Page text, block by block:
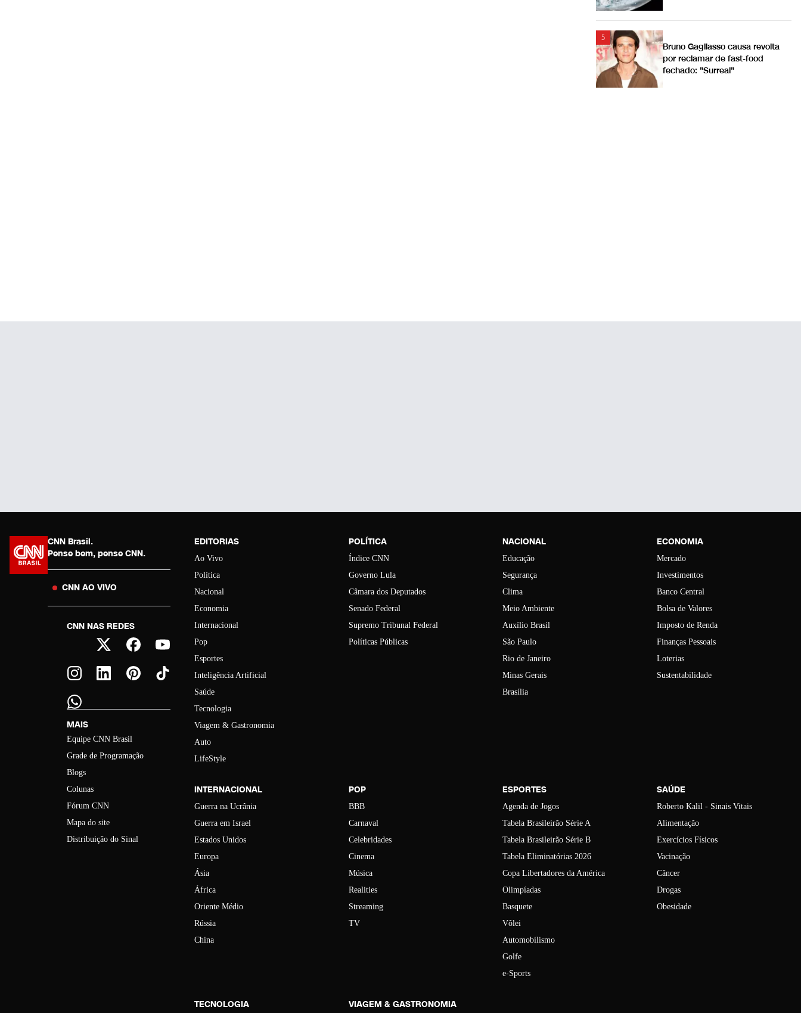
5
Bruno Gagliasso causa revolta
por reclamar de fast-food
fechado: "Surreal"
CNN Brasil.
Pense bem, pense CNN.
CNN AO VIVO
CNN NAS REDES
MAIS
Equipe CNN Brasil
Grade de Programação
Blogs
Colunas
Fórum CNN
Mapa do site
Distribuição do Sinal
EDITORIAS
Ao Vivo
Política
Nacional
Economia
Internacional
Pop
Esportes
Inteligência Artificial
Saúde
Tecnologia
Viagem & Gastronomia
Auto
LifeStyle
POLÍTICA
Índice CNN
Governo Lula
Câmara dos Deputados
Senado Federal
Supremo Tribunal Federal
Políticas Públicas
NACIONAL
Educação
Segurança
Clima
Meio Ambiente
Auxílio Brasil
São Paulo
Rio de Janeiro
Minas Gerais
Brasília
ECONOMIA
Mercado
Investimentos
Banco Central
Bolsa de Valores
Imposto de Renda
Finanças Pessoais
Loterias
Sustentabilidade
INTERNACIONAL
Guerra na Ucrânia
Guerra em Israel
Estados Unidos
Europa
Ásia
África
Oriente Médio
Rússia
China
POP
BBB
Carnaval
Celebridades
Cinema
Música
Realities
Streaming
TV
ESPORTES
Agenda de Jogos
Tabela Brasileirão Série A
Tabela Brasileirão Série B
Tabela Eliminatórias 2026
Copa Libertadores da América
Olimpíadas
Basquete
Vôlei
Automobilismo
Golfe
e-Sports
SAÚDE
Roberto Kalil - Sinais Vitais
Alimentação
Exercícios Físicos
Vacinação
Câncer
Drogas
Obesidade
TECNOLOGIA VIAGEM & GASTRONOMIA